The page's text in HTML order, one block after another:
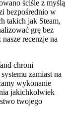
ściśle z myślą
bezpośrednio w
takich jak Steam,
grę bez
recenzje na
chroni
zamiast na
wykonanie
jakichkolwiek
twojego